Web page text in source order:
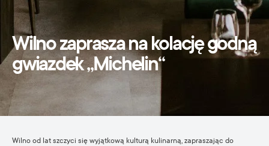
Wilno zaprasza na kolację godną
gwiazdek „Michelin“
Wilno od lat szczyci się wyjątkową kulturą kulinarną, zapraszając do